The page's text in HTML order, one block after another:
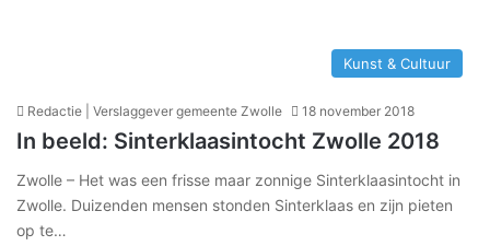
Kunst & Cultuur
Redactie | Verslaggever gemeente Zwolle 18 november 2018
In beeld: Sinterklaasintocht Zwolle 2018
Zwolle – Het was een frisse maar zonnige Sinterklaasintocht in
Zwolle. Duizenden mensen stonden Sinterklaas en zijn pieten
op te…